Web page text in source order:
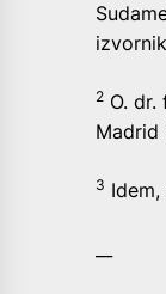
2 O. dr.
Madrid
3 Idem,